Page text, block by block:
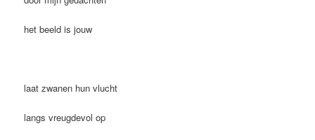
het beeld is jouw
laat zwanen hun vlucht
langs vreugdevol op